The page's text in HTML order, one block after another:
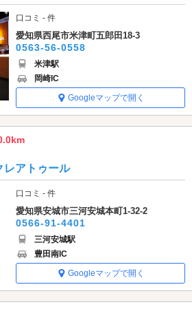
口コミ - 件
愛知県西尾市米津町五郎田18-3
0563-56-0558
米津駅
岡崎IC
Googleマップで開く
レアトゥール
口コミ - 件
愛知県安城市三河安城本町1-32-2
0566-91-4401
三河安城駅
豊田南IC
Googleマップで開く